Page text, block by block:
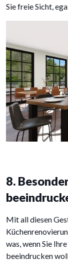
Sie freie Sicht,
8.
Mit all diesen
was, wenn Sie
beeindrucken